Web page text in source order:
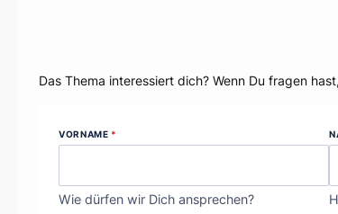
Das Thema interessiert dich? Wenn Du fragen
VORNAME *
Wie dürfen wir Dich ansprechen?